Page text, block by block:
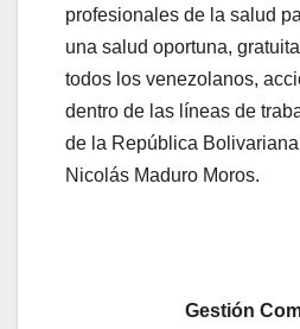
profesionales de la salud
una salud oportuna,
todos los venezolanos,
dentro de las líneas de
de la República
Nicolás Maduro Moros.
Gestión